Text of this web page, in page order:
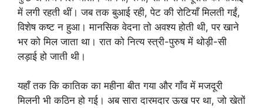
में लगी रहती थीं। जब तक बुआई रही, पेट की रोटियाँ मिलती गईं,
विशेष कष्ट न हुआ। मानसिक वेदना तो अवश्य होती थी, पर खाने
भर को मिल जाता था। रात को नित्य स्त्री-पुरुष में थोड़ी-सी
लड़ाई हो जाती थी।
यहाँ तक कि कातिक का महीना बीत गया और गाँव में मजदूरी
मिलनी भी कठिन हो गई। अब सारा दारमदार ऊख पर था, जो खेतों